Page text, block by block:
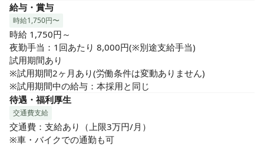
給与・賞与
時給1,750円〜
時給 1,750円～
夜勤手当：1回あたり 8,000円(※別途支給手当)
試用期間あり
※試用期間2ヶ月あり(労働条件は変動ありません)
※試用期間中の給与：本採用と同じ
待遇・福利厚生
交通費支給
交通費：支給あり（上限3万円/月）
※車・バイクでの通勤も可